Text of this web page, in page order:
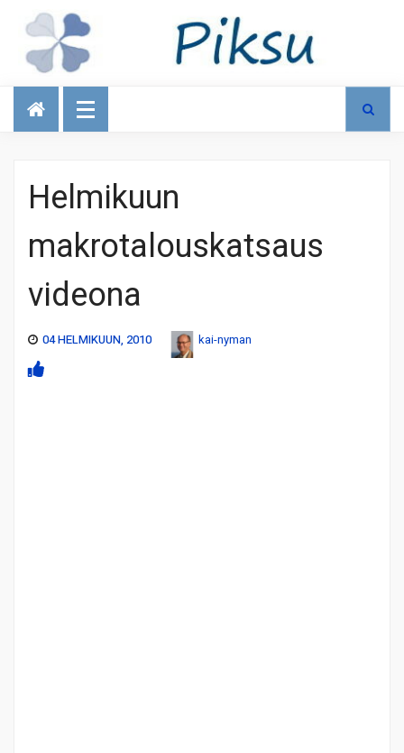
Talous
Helmikuun
makrotalouskatsaus
videona
04 HELMIKUUN, 2010 kai-nyman